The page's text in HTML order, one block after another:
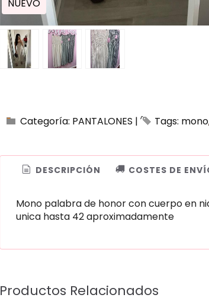
NUEVO
Categoría: PANTALONES | Tags: mono
DESCRIPCIÓN COSTES DE
Mono palabra de honor con cuerpo en
unica hasta 42 aproximadamente
Productos Relacionados